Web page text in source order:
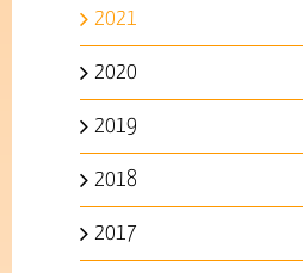
2021
2020
2019
2018
2017